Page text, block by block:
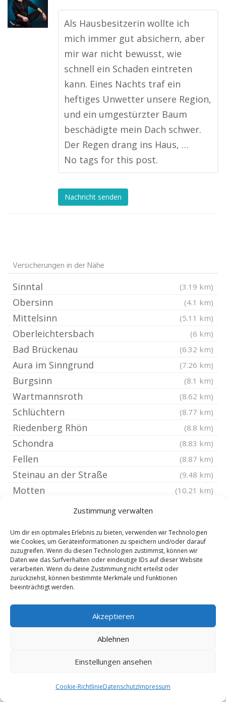
Zustimmung verwalten
Um dir ein optimales Erlebnis zu bieten, verwenden wir Technologien
wie Cookies, um Geräteinformationen zu speichern und/oder darauf
zuzugreifen. Wenn du diesen Technologien zustimmst, können wir
Daten wie das Surfverhalten oder eindeutige IDs auf dieser Website
verarbeiten. Wenn du deine Zustimmung nicht erteilst oder
zurückziehst, können bestimmte Merkmale und Funktionen
beeinträchtigt werden.
Akzeptieren
Ablehnen
Einstellungen ansehen
Cookie-RichtlinieDatenschutzImpressum
Als Hausbesitzerin wollte ich
mich immer gut absichern, aber
mir war nicht bewusst, wie
schnell ein Schaden eintreten
kann. Eines Nachts traf ein
heftiges Unwetter unsere Region,
und ein umgestürzter Baum
beschädigte mein Dach schwer.
Der Regen drang ins Haus, …
No tags for this post.
Nachricht senden
Versicherungen in der Nähe
Sinntal (3.19 km)
Obersinn (4.1 km)
Mittelsinn (5.11 km)
Oberleichtersbach (6 km)
Bad Brückenau (6.32 km)
Aura im Sinngrund (7.26 km)
Burgsinn (8.1 km)
Wartmannsroth (8.62 km)
Schlüchtern (8.77 km)
Riedenberg Rhön (8.8 km)
Schondra (8.83 km)
Fellen (8.87 km)
Steinau an der Straße (9.48 km)
Motten (10.21 km)
Gräfendorf Unterfranken
Rieneck (11.54 km)
Wildflecken (13.02 km)
Bad Soden-Salmünster
Oberthulba
Ebersburg
Gemünden am Main
Burkardroth